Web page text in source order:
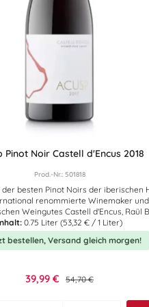
Pinot Noir Castell d'Encus 2018
Prod.-Nr.: 501818
besten Pinot Noirs der iberischen
Weingutes Castell d'Encus, Raül
sensationell guten und eleganten
vollreife Pinot Noir Trauben, die von
aus rund 1000 Meter Höhe
Die anschließende Reife erfolgte für
granatapfelfarben,
0.75 Liter (53,32 € / 1 Liter)
bestellen, Versand gleich morgen!
Verkaufspreis:
39,99 € Regulärer Preis:
54,70 €